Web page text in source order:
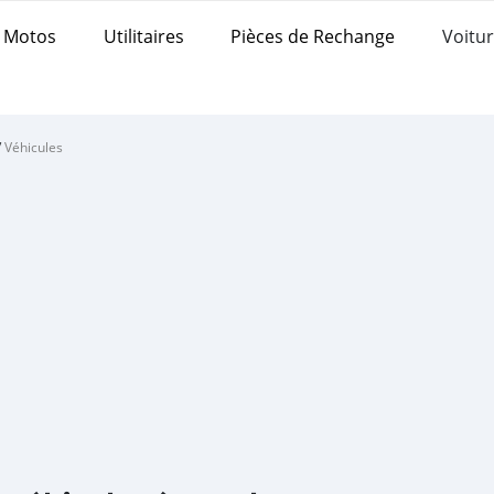
Motos Utilitaires Pièces de Rechange
Véhicules